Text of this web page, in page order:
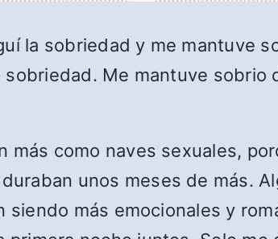
la sobriedad y me mantuve
Me mantuve sobrio
como naves sexuales,
unos meses de más.
más emocionales y